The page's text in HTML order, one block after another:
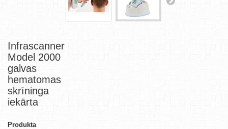
Infrascanner
Model 2000
galvas
hematomas
skrīninga
iekārta
Produkta